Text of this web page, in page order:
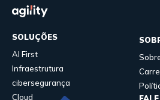
SOLUÇÕES
AI First
Infraestrutura
cibersegurança
Cloud